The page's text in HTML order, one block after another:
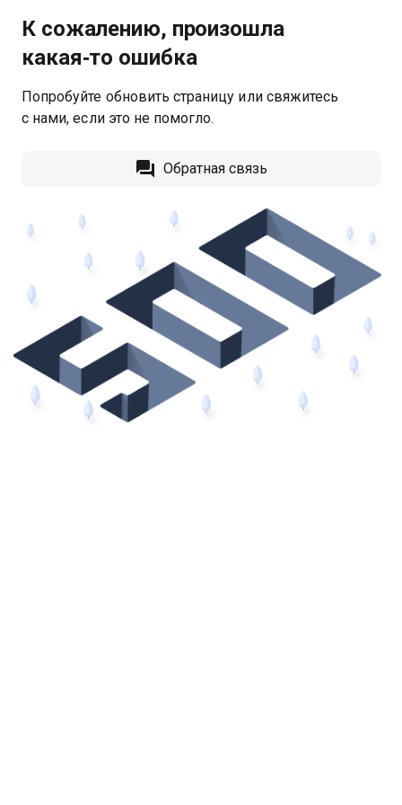
К сожалению, произошла
какая‑то ошибка
Попробуйте обновить страницу или свяжитесь
с нами, если это не помогло.
Обратная связь